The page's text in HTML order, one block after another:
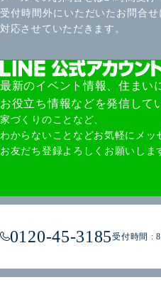
受付時間外にいただいたお問合
対応させていただきます。
0120-45-3185受付時間 :
最新のイベント情報、住まい
お役立ち情報などを発信して
家づくりのことなど、
わからないことなどお気軽にメッ
お友だち登録よろしくお願いしま